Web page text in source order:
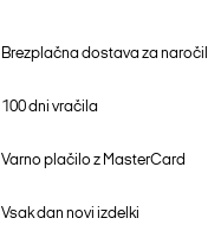
Brezplačna dostava za
100 dni vračila
Varno plačilo z MasterCard
Vsak dan novi izdelki